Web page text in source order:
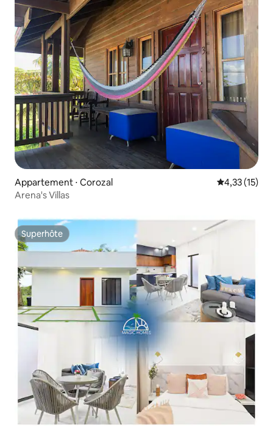
Appartement ⋅ Corozal Évaluation
4,33 (15)
Arena's Villas
Superhôte
Superhôte